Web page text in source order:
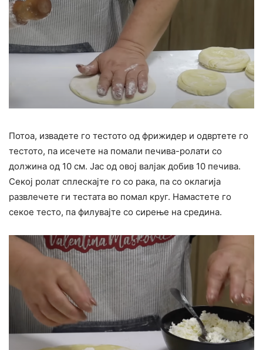
Потоа, извадете го тестото од фрижидер и одвртете го
тестото, па исечете на помали печива-ролати со
должина од 10 см. Јас од овој валјак добив 10 печива.
Секој ролат сплескајте го со рака, па со оклагија
развлечете ги тестата во помал круг. Намастете го
секое тесто, па филувајте со сирење на средина.